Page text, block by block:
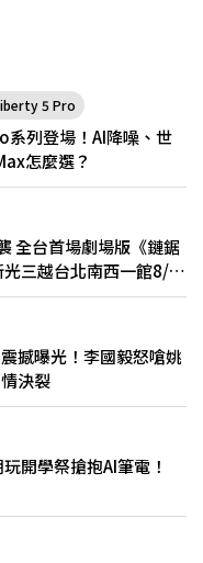
5 Pro
列登場！AI降噪、世
怎麼選？
全台首場劇場版《鏈鋸
三越台北南西一館8/6
撼曝光！李國毅怒嗆姚
決裂
開學祭搶抱AI筆電！